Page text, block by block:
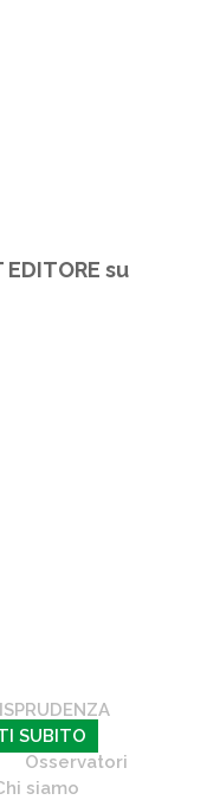
su
SUBITO
Osservatori
siamo